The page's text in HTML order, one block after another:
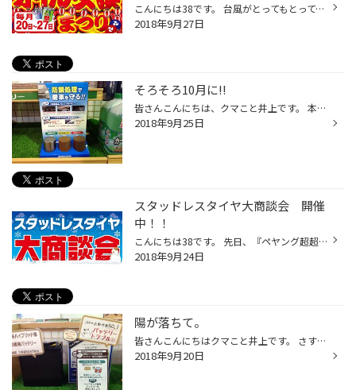
こんにちは38です。 台風がとってもとっても気になります。 今シーズンは来日が多くて困ります・・・ スタッドレスタイヤ大商談会に隠れていましたが オイル交換まつりが本日までとなっております。 オートマオイルもこの期間での交換がお得ですよ！ ご来店、お待ちしております。
2018年9月27日
そろそろ10月に!!
皆さんこんにちは、クマこと井上です。 本日はあいにくの雨。 さすがに気温も下がって肌寒い感じがしますね。 さてさて皆さんこれから気温も下がっていくことでしょう。 雪が降る前に防錆コーティングはいかかがでしょうか？ 当店の防錆コーティングは錆びの進行を抑える働きもあります。 今乗って...
2018年9月25日
スタッドレスタイヤ大商談会 開催
中！！
こんにちは38です。 先日、『ペヤング超超超大盛りGIGAMAX』に挑戦したところ 10分ほどで完食しました！！ 意外といけるもんですね～。 タイヤ館竹尾では『スタッドレスタイヤ大商談会』を開催中です！ ブリザック史上最高性能『ＶＲＸ２』のご予約は この期間がたいへんお得です！！ ご来店、お待...
2018年9月24日
陽が落ちて。
皆さんこんにちはクマこと井上です。 さすがに陽が落ちて風に吹かれると 肌寒くなって来たと思います。 私は半そでですが(笑 さて皆さんこれから暖房が登場する季節になって来ます。 お車のバッテリーの点検いかがでしょうか？ ご相談お待ちしております。 でわでわ
2018年9月20日